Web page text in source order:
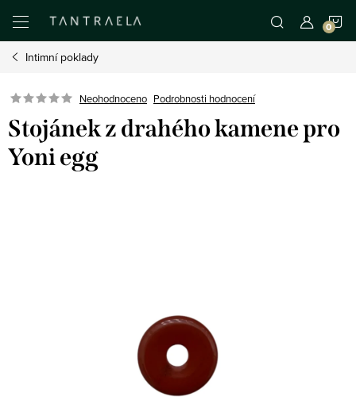
obsah
Intimní poklady
Neohodnoceno Podrobnosti hodnocení
Stojánek z drahého kamene pro
Yoni egg